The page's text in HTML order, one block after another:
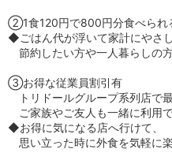
②1食120円で800円分食べられ
◆ごはん代が浮いて家計にやさ
節約したい方や一人暮らしの
③お得な従業員割引有
トリドールグループ系列店で
ご家族やご友人も一緒に利用で
◆お得に気になる店へ行けて、
思い立った時に外食を気軽に